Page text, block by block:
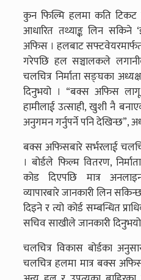
कुन फिल्मि हलमा कति टिकट
आधारित तथ्याङ्क लिन सकिने
अफिस । हलबाट
गरेपछि हल सञ्चालकले
चलचित्र निर्माता सङ्घका
दिनुभयो । “बक्स अफिस
हामीलाई उत्साही, खुशी नै
अनुगमन गर्नुपर्ने पनि देखिन्छ”,
बक्स अफिसबारे सर्भरलाई
। बोर्डले फिल्म वितरण,
कोड दिएपछि मात्र
व्यापारबारे जानकारी लिन
दिइने र त्यो कोर्ड सम्बन्धित
सचिव साखीले जानकारी
चलचित्र विकास बोर्डका
चलचित्र हलमा मात्र बक्स